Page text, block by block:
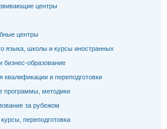
центры
центры
языка, школы и курсы иностранных
бизнес-образование
и переподготовки
программы, методики
за рубежом
переподготовка